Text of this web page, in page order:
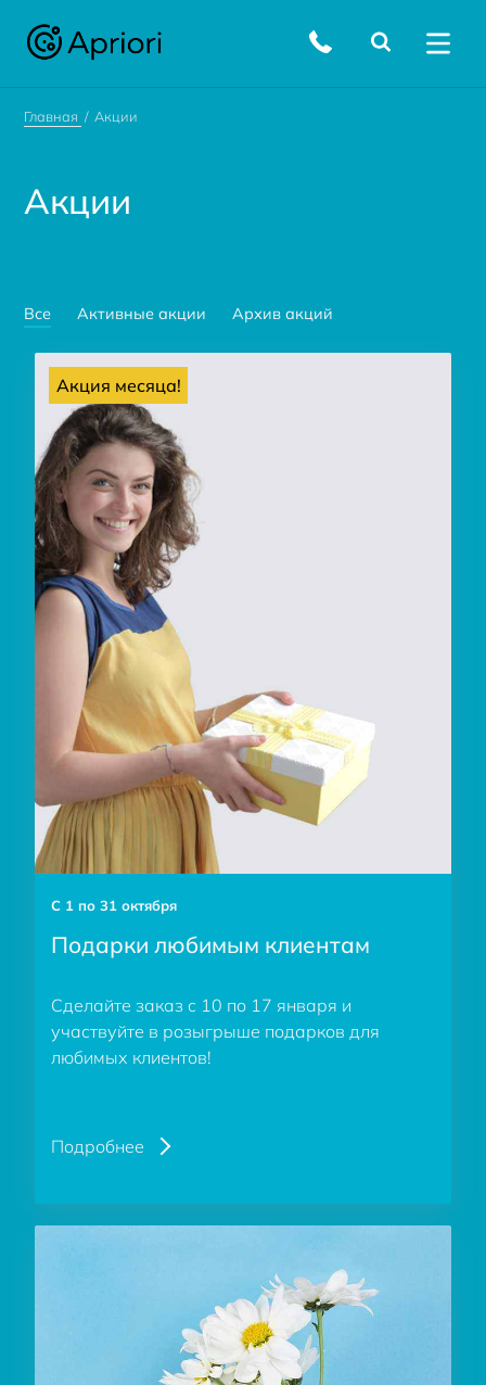
Главная Акции
Акции
Все Активные акции Архив акций
Акция месяца!
С 1 по 31 октября
Подарки любимым клиентам
Сделайте заказ с 10 по 17 января и
участвуйте в розыгрыше подарков для
любимых клиентов!
Подробнее